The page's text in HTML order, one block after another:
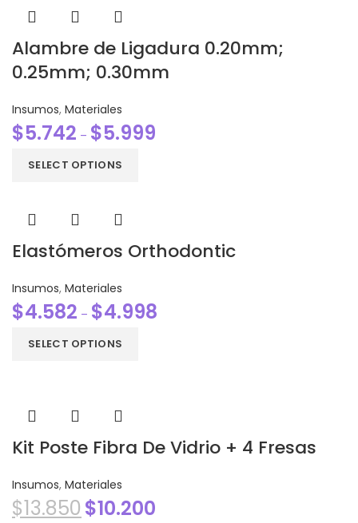
Alambre de Ligadura 0.20mm;
0.25mm; 0.30mm
Insumos, Materiales
$5.742 – $5.999
SELECT OPTIONS
Elastómeros Orthodontic
Insumos, Materiales
$4.582 – $4.998
SELECT OPTIONS
Kit Poste Fibra De Vidrio + 4 Fresas
Insumos, Materiales
$13.850 $10.200